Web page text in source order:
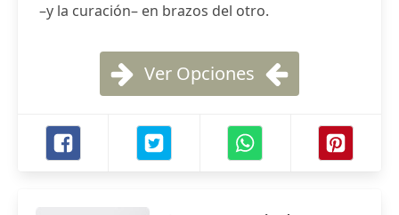
–y la curación– en brazos del otro.
Ver Opciones